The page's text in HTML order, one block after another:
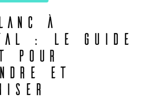
À
: LE GUIDE
POUR
ET